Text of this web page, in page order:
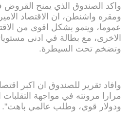
واكد الصندوق الذي يمنح القروض
ومقره واشنطن، ان الاقتصاد
عموما، وينمو بشكل اقوى من
الاخرى، مع بطالة في ادنى
وتضخم تحت السيطرة.
وافاد تقرير للصندوق ان اكبر
مرارا مرونته في مواجهة التقلبات
ودولار قوي، وطلب عالمي باهت".